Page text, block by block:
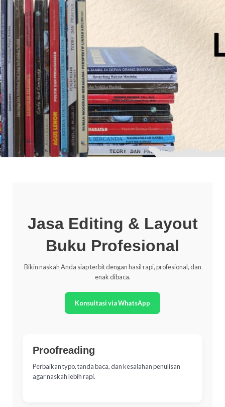
Jasa Editing & Layout
Buku Profesional
Bikin naskah Anda siap terbit dengan hasil rapi, profesional, dan
enak dibaca.
Konsultasi via WhatsApp
Proofreading
Perbaikan typo, tanda baca, dan kesalahan penulisan
agar naskah lebih rapi.